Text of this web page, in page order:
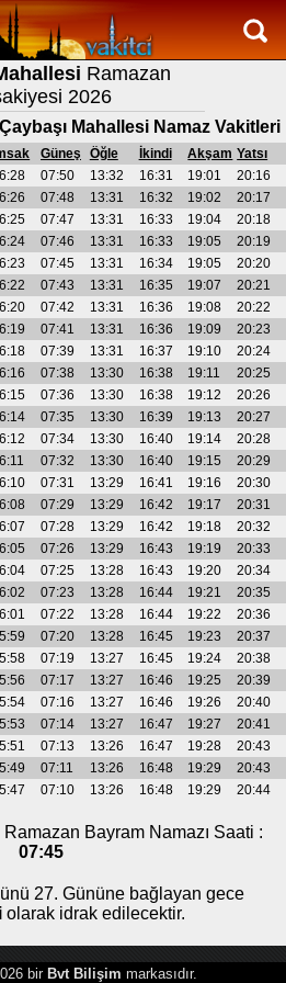
Vakitleri
imsakiyesi
Ramazan
2026
Çaybaşı Mahallesi Namaz Vakitleri
Güneş Öğle İkindi Akşam Yatsı
07:50 13:32 16:31 19:01
20:16
07:48 13:31 16:32 19:02
20:17
07:47 13:31 16:33 19:04
20:18
07:46 13:31 16:33 19:05
20:19
07:45 13:31 16:34 19:05
20:20
07:43 13:31 16:35 19:07
20:21
07:42 13:31 16:36 19:08
20:22
07:41 13:31 16:36 19:09
20:23
07:39 13:31 16:37 19:10
20:24
07:38 13:30 16:38 19:11
20:25
07:36 13:30 16:38 19:12
20:26
07:35 13:30 16:39 19:13
20:27
07:34 13:30 16:40 19:14
20:28
07:32 13:30 16:40 19:15
20:29
07:31 13:29 16:41 19:16
20:30
07:29 13:29 16:42 19:17
20:31
07:28 13:29 16:42 19:18
20:32
07:26 13:29 16:43 19:19
20:33
07:25 13:28 16:43 19:20
20:34
07:23 13:28 16:44 19:21
20:35
07:22 13:28 16:44 19:22
20:36
07:20 13:28 16:45 19:23
20:37
07:19 13:27 16:45 19:24
20:38
07:17 13:27 16:46 19:25
20:39
07:16 13:27 16:46 19:26
20:40
07:14 13:27 16:47 19:27
20:41
07:13 13:26 16:47 19:28
20:43
07:11 13:26 16:48 19:29
20:43
07:10 13:26 16:48 19:29 20:44
Ramazan Bayram Namazı Saati :
07:45
27. Gününe bağlayan gece
olarak idrak edilecektir.
bir Bvt Bilişim markasıdır.